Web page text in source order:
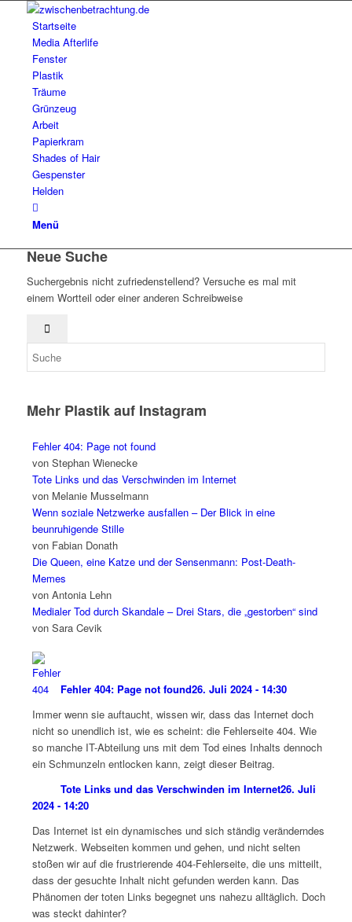
Startseite
Media Afterlife
Fenster
Plastik
Träume
Grünzeug
Arbeit
Papierkram
Shades of Hair
Gespenster
Helden
Menü
Neue Suche
Suchergebnis nicht zufriedenstellend? Versuche es mal mit
einem Wortteil oder einer anderen Schreibweise
Mehr Plastik auf Instagram
Fehler 404: Page not found
von Stephan Wienecke
Tote Links und das Verschwinden im Internet
von Melanie Musselmann
Wenn soziale Netzwerke ausfallen – Der Blick in eine
beunruhigende Stille
von Fabian Donath
Die Queen, eine Katze und der Sensenmann: Post-Death-
Memes
von Antonia Lehn
Medialer Tod durch Skandale – Drei Stars, die „gestorben“ sind
von Sara Cevik
Fehler 404: Page not found26. Juli 2024 - 14:30
Immer wenn sie auftaucht, wissen wir, dass das Internet doch
nicht so unendlich ist, wie es scheint: die Fehlerseite 404. Wie
so manche IT-Abteilung uns mit dem Tod eines Inhalts dennoch
ein Schmunzeln entlocken kann, zeigt dieser Beitrag.
Tote Links und das Verschwinden im Internet26. Juli
2024 - 14:20
Das Internet ist ein dynamisches und sich ständig veränderndes
Netzwerk. Webseiten kommen und gehen, und nicht selten
stoßen wir auf die frustrierende 404-Fehlerseite, die uns mitteilt,
dass der gesuchte Inhalt nicht gefunden werden kann. Das
Phänomen der toten Links begegnet uns nahezu alltäglich. Doch
was steckt dahinter?